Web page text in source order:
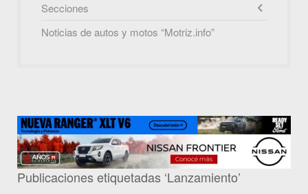
Secciones
Noticias de autos y motos “Motriz.info”
Publicaciones etiquetadas ‘Lanzamiento’